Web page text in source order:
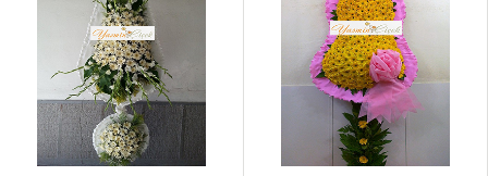
WhatsApp'tan Yazın